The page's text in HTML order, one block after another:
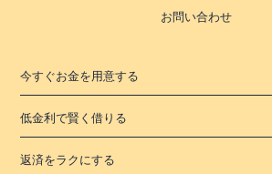
お問い合わせ
今すぐお金を用意する
低金利で賢く借りる
返済をラクにする